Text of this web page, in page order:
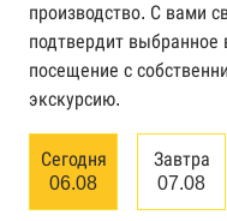
Картотека
арбитражного
Единый
банкротстве
производство. С вами
подтвердит выбранное
посещение с
экскурсию.
Сегодня
06.08
Завтра
07.08